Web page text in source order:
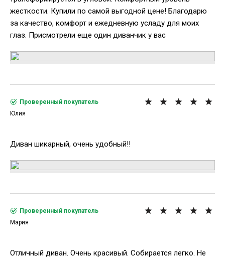
жесткости. Купили по самой выгодной цене! Благодарю
за качество, комфорт и ежедневную усладу для моих
глаз. Присмотрели еще один диванчик у вас
Диван шикарный, очень удобный!!
Проверенный покупатель
Юлия
Отличный диван. Очень красивый. Собирается легко. Не
Проверенный покупатель
Мария